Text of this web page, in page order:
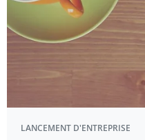
LANCEMENT D'ENTREPRISE